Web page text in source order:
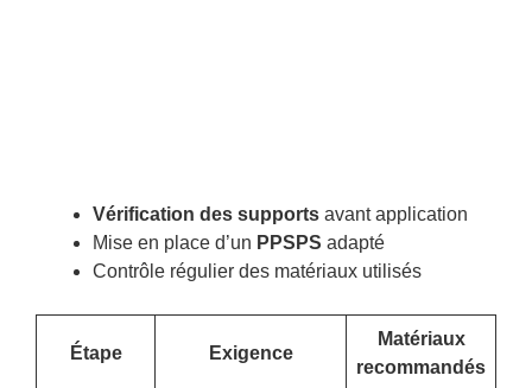
Vérification des supports avant application
Mise en place d’un PPSPS adapté
Contrôle régulier des matériaux utilisés
Étape Exigence
Matériaux
recommandés